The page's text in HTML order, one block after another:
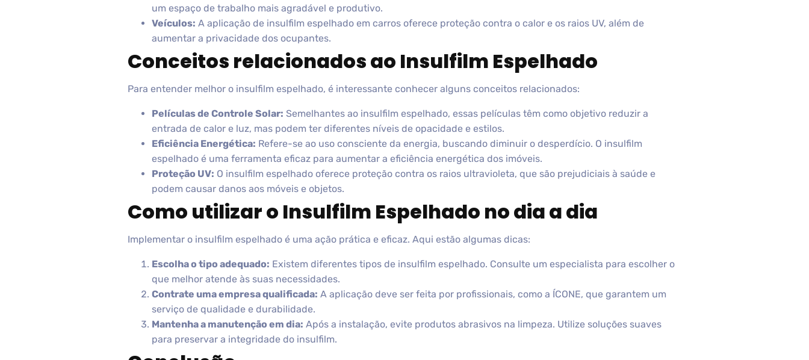
um espaço de trabalho mais agradável e produtivo.
Veículos: A aplicação de insulfilm espelhado em carros oferece proteção contra o calor e os raios UV, além de
aumentar a privacidade dos ocupantes.
Conceitos relacionados ao Insulfilm Espelhado
Para entender melhor o insulfilm espelhado, é interessante conhecer alguns conceitos relacionados:
Películas de Controle Solar: Semelhantes ao insulfilm espelhado, essas películas têm como objetivo reduzir a
entrada de calor e luz, mas podem ter diferentes níveis de opacidade e estilos.
Eficiência Energética: Refere-se ao uso consciente da energia, buscando diminuir o desperdício. O insulfilm
espelhado é uma ferramenta eficaz para aumentar a eficiência energética dos imóveis.
Proteção UV: O insulfilm espelhado oferece proteção contra os raios ultravioleta, que são prejudiciais à saúde e
podem causar danos aos móveis e objetos.
Como utilizar o Insulfilm Espelhado no dia a dia
Implementar o insulfilm espelhado é uma ação prática e eficaz. Aqui estão algumas dicas:
Escolha o tipo adequado: Existem diferentes tipos de insulfilm espelhado. Consulte um especialista para escolher o
que melhor atende às suas necessidades.
Contrate uma empresa qualificada: A aplicação deve ser feita por profissionais, como a ÍCONE, que garantem um
serviço de qualidade e durabilidade.
Mantenha a manutenção em dia: Após a instalação, evite produtos abrasivos na limpeza. Utilize soluções suaves
para preservar a integridade do insulfilm.